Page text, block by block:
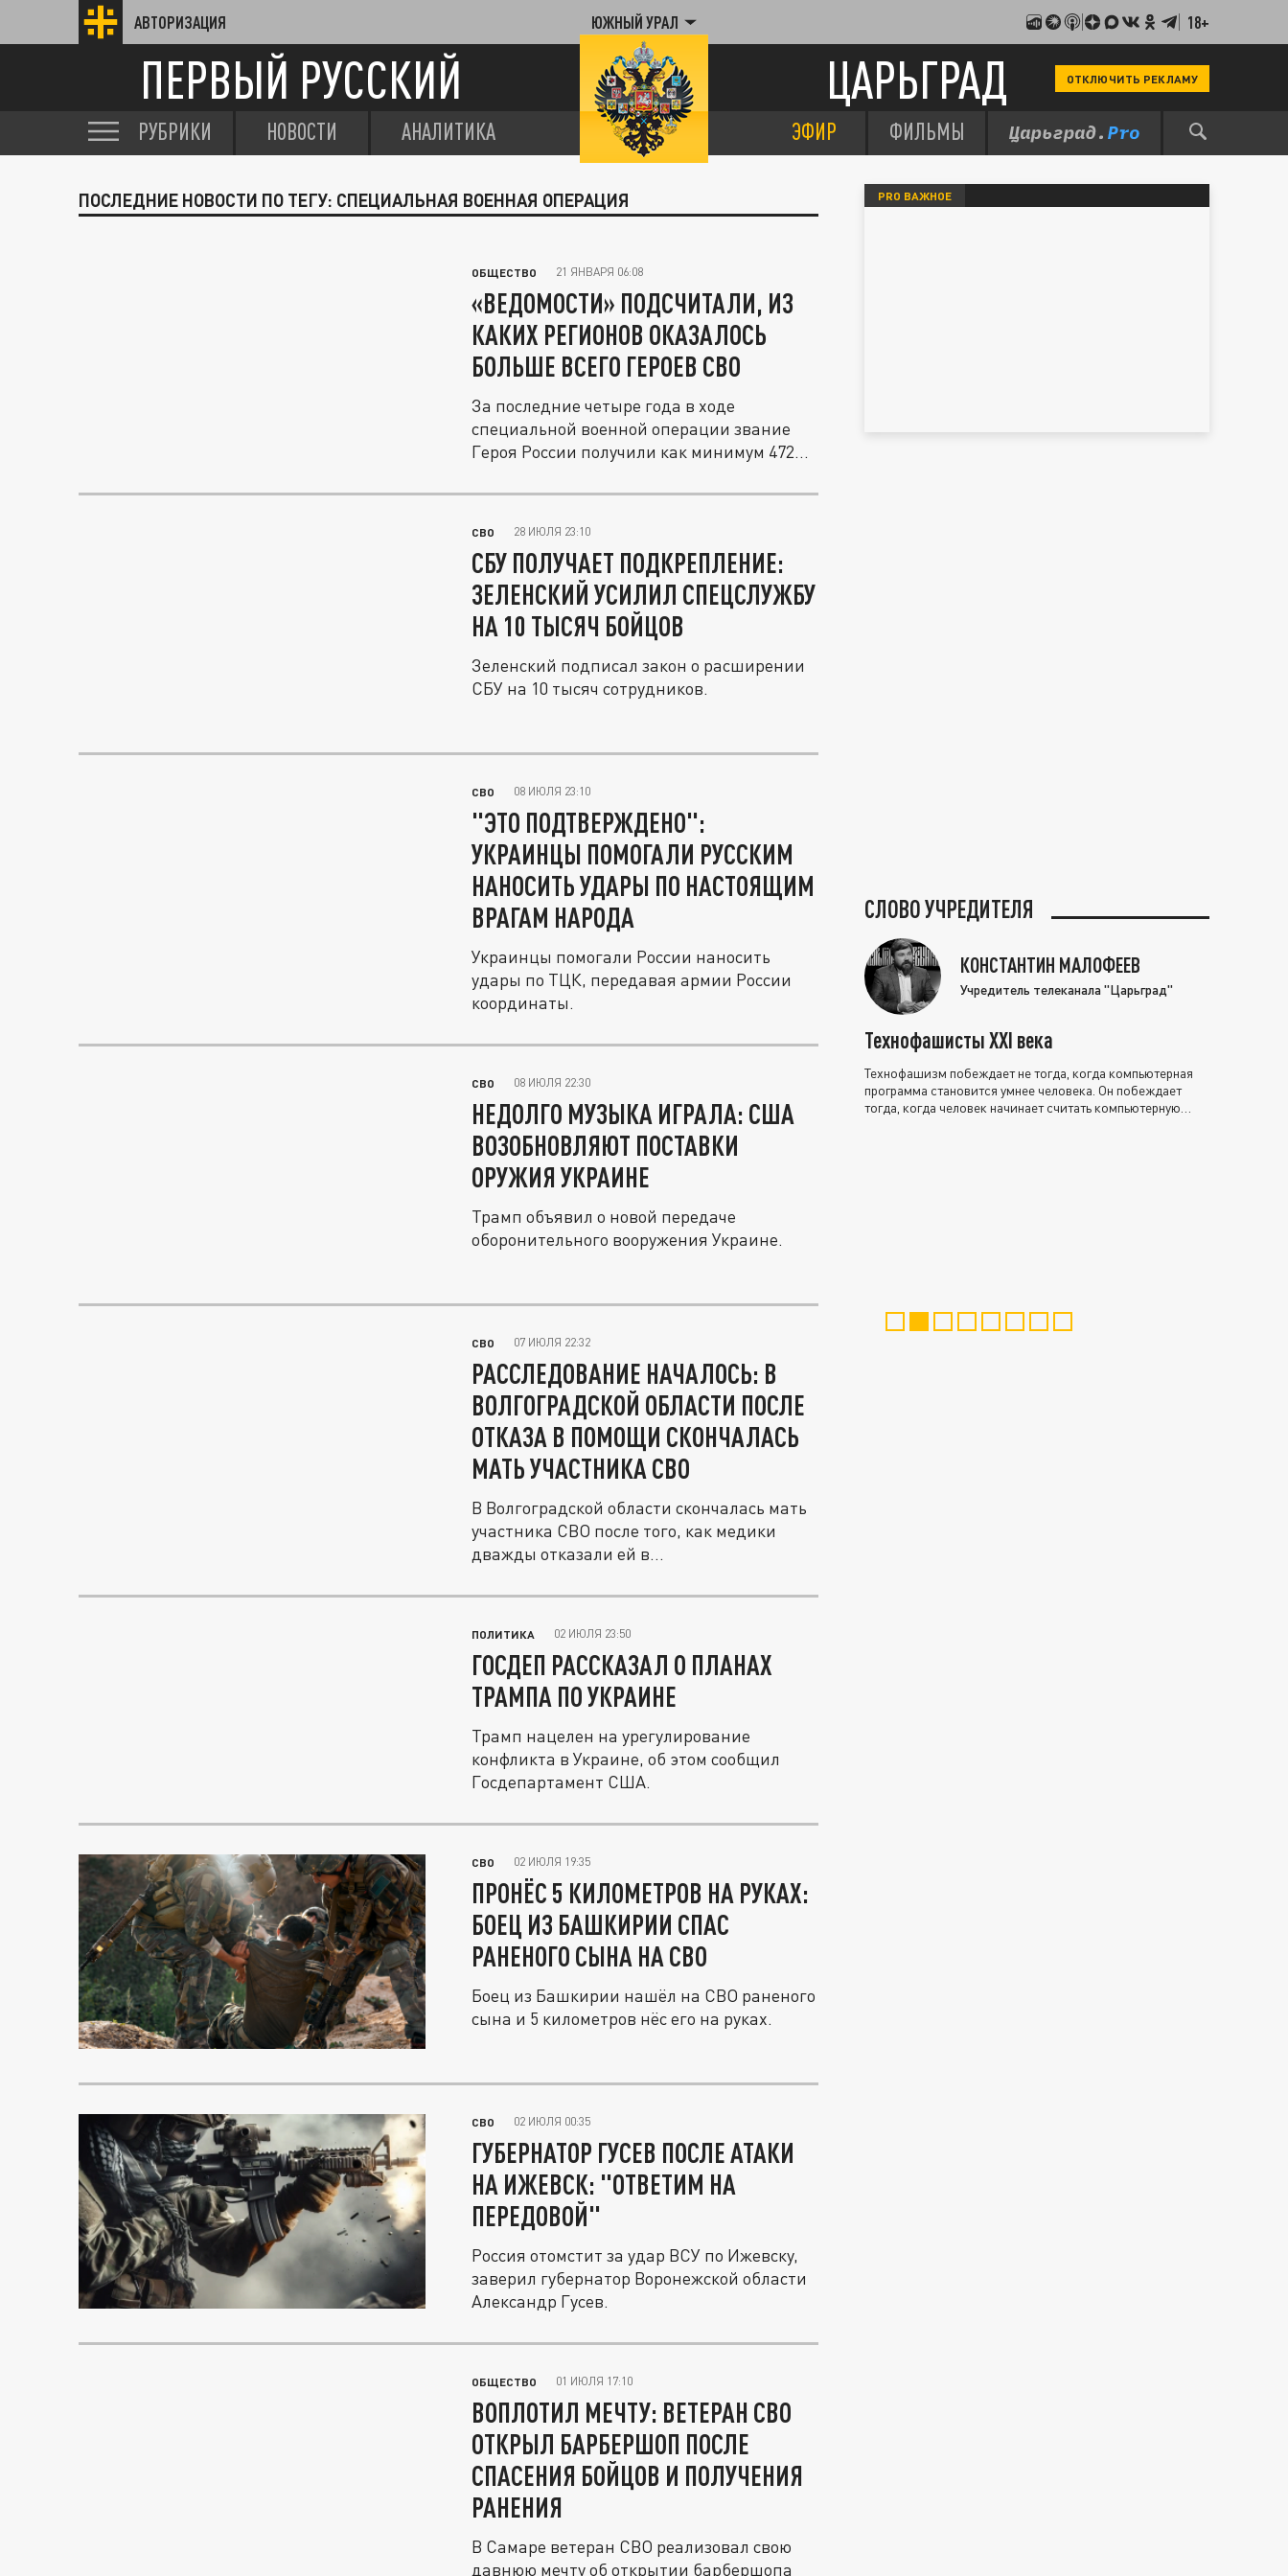
АВТОРИЗАЦИЯ ЮЖНЫЙ УРАЛ 18+
ПЕРВЫЙ РУССКИЙ ЦАРЬГРАД ОТКЛЮЧИТЬ РЕКЛАМУ
РУБРИКИ НОВОСТИ АНАЛИТИКА ЭФИР ФИЛЬМЫ
ПОСЛЕДНИЕ НОВОСТИ ПО ТЕГУ: СПЕЦИАЛЬНАЯ ВОЕННАЯ ОПЕРАЦИЯ
ОБЩЕСТВО 21 ЯНВАРЯ 06:08
«ВЕДОМОСТИ» ПОДСЧИТАЛИ, ИЗ
КАКИХ РЕГИОНОВ ОКАЗАЛОСЬ
БОЛЬШЕ ВСЕГО ГЕРОЕВ СВО
За последние четыре года в ходе
специальной военной операции звание
Героя России получили как минимум 472...
СВО 28 ИЮЛЯ 23:10
СБУ ПОЛУЧАЕТ ПОДКРЕПЛЕНИЕ:
ЗЕЛЕНСКИЙ УСИЛИЛ СПЕЦСЛУЖБУ
НА 10 ТЫСЯЧ БОЙЦОВ
Зеленский подписал закон о расширении
СБУ на 10 тысяч сотрудников.
СВО 08 ИЮЛЯ 23:10
"ЭТО ПОДТВЕРЖДЕНО":
УКРАИНЦЫ ПОМОГАЛИ РУССКИМ
НАНОСИТЬ УДАРЫ ПО НАСТОЯЩИМ
ВРАГАМ НАРОДА
Украинцы помогали России наносить
удары по ТЦК, передавая армии России
координаты.
СВО 08 ИЮЛЯ 22:30
НЕДОЛГО МУЗЫКА ИГРАЛА: США
ВОЗОБНОВЛЯЮТ ПОСТАВКИ
ОРУЖИЯ УКРАИНЕ
Трамп объявил о новой передаче
оборонительного вооружения Украине.
СВО 07 ИЮЛЯ 22:32
РАССЛЕДОВАНИЕ НАЧАЛОСЬ: В
ВОЛГОГРАДСКОЙ ОБЛАСТИ ПОСЛЕ
ОТКАЗА В ПОМОЩИ СКОНЧАЛАСЬ
МАТЬ УЧАСТНИКА СВО
В Волгоградской области скончалась мать
участника СВО после того, как медики
дважды отказали ей в...
ПОЛИТИКА 02 ИЮЛЯ 23:50
ГОСДЕП РАССКАЗАЛ О ПЛАНАХ
ТРАМПА ПО УКРАИНЕ
Трамп нацелен на урегулирование
конфликта в Украине, об этом сообщил
Госдепартамент США.
СВО 02 ИЮЛЯ 19:35
ПРОНЁС 5 КИЛОМЕТРОВ НА РУКАХ:
БОЕЦ ИЗ БАШКИРИИ СПАС
РАНЕНОГО СЫНА НА СВО
Боец из Башкирии нашёл на СВО раненого
сына и 5 километров нёс его на руках.
СВО 02 ИЮЛЯ 00:35
ГУБЕРНАТОР ГУСЕВ ПОСЛЕ АТАКИ
НА ИЖЕВСК: "ОТВЕТИМ НА
ПЕРЕДОВОЙ"
Россия отомстит за удар ВСУ по Ижевску,
заверил губернатор Воронежской области
Александр Гусев.
ОБЩЕСТВО 01 ИЮЛЯ 17:10
ВОПЛОТИЛ МЕЧТУ: ВЕТЕРАН СВО
ОТКРЫЛ БАРБЕРШОП ПОСЛЕ
СПАСЕНИЯ БОЙЦОВ И ПОЛУЧЕНИЯ
РАНЕНИЯ
В Самаре ветеран СВО реализовал свою
давнюю мечту об открытии барбершопа
PRO ВАЖНОЕ
СЛОВО УЧРЕДИТЕЛЯ
КОНСТАНТИН МАЛОФЕЕВ
Учредитель телеканала "Царьград"
Технофашисты XXI века
Технофашизм побеждает не тогда, когда компьютерная
программа становится умнее человека. Он побеждает
тогда, когда человек начинает считать компьютерную